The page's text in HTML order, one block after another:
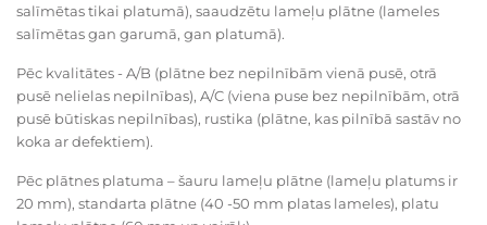
salīmētas tikai platumā), saaudzētu lameļu plātne (lameles
salīmētas gan garumā, gan platumā).
Pēc kvalitātes - A/B (plātne bez nepilnībām vienā pusē, otrā
pusē nelielas nepilnības), A/C (viena puse bez nepilnībām, otrā
pusē būtiskas nepilnības), rustika (plātne, kas pilnībā sastāv no
koka ar defektiem).
Pēc plātnes platuma – šauru lameļu plātne (lameļu platums ir
20 mm), standarta plātne (40 -50 mm platas lameles), platu